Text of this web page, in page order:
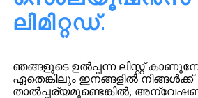
ലിമിറ്റഡ്.
ഞങ്ങളുടെ ഉൽപ്പന്ന ലിസ്റ്റ്
ഏതെങ്കിലും ഇനങ്ങളിൽ നിങ്ങൾക്ക്
താൽപ്പര്യമുണ്ടെങ്കിൽ,